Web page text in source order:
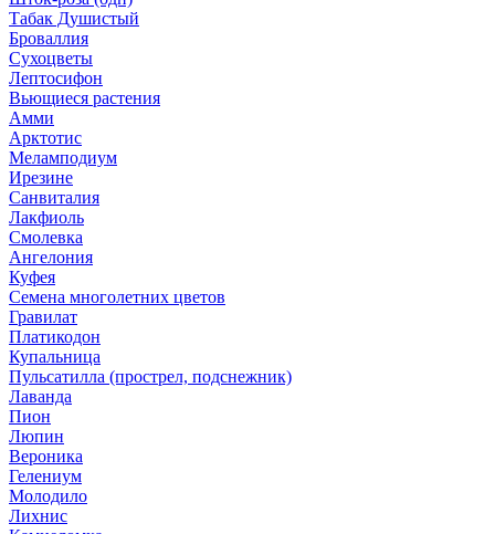
Табак Душистый
Броваллия
Сухоцветы
Лептосифон
Вьющиеся растения
Амми
Арктотис
Меламподиум
Ирезине
Санвиталия
Лакфиоль
Смолевка
Ангелония
Куфея
Семена многолетних цветов
Гравилат
Платикодон
Купальница
Пульсатилла (прострел, подснежник)
Лаванда
Пион
Люпин
Вероника
Гелениум
Молодило
Лихнис